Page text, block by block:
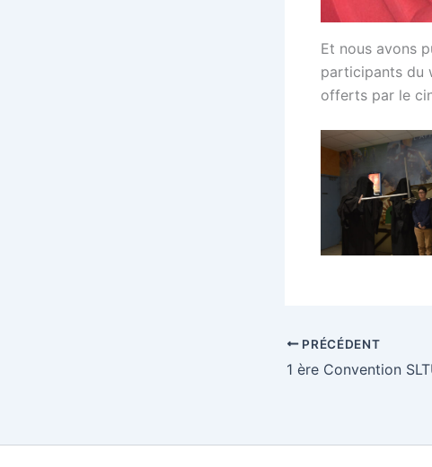
Et nous avons
participants du
offerts par le
PRÉCÉDENT